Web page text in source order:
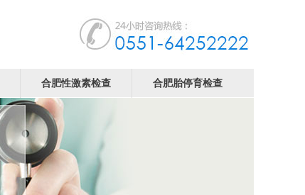
合肥性激素检查 合肥胎停育检查